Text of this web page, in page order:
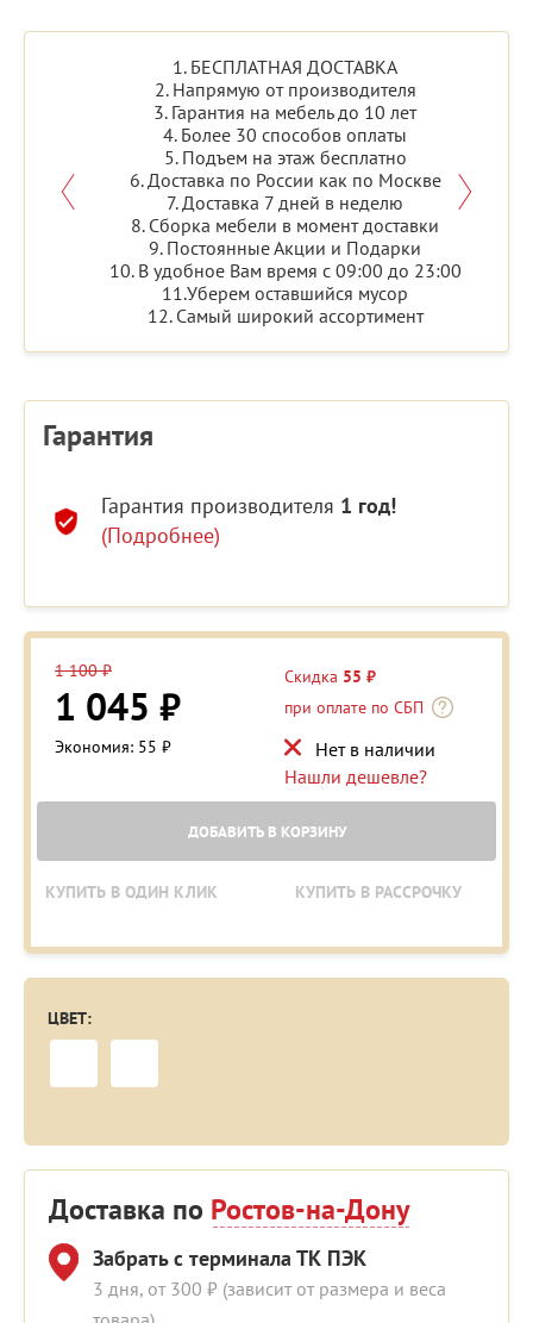
1. БЕСПЛАТНАЯ ДОСТАВКА
2. Напрямую от производителя
3. Гарантия на мебель до 10 лет
4. Более 30 способов оплаты
5. Подъем на этаж бесплатно
6. Доставка по России как по Москве
7. Доставка 7 дней в неделю
8. Сборка мебели в момент доставки
9. Постоянные Акции и Подарки
10. В удобное Вам время с 09:00 до 23:00
11.Уберем оставшийся мусор
12. Самый широкий ассортимент
Гарантия
Гарантия производителя 1 год!
(Подробнее)
1 100 ₽
1 045 ₽
Экономия: 55 ₽
Скидка 55 ₽
при оплате по СБП
Нет в наличии
Нашли дешевле?
ДОБАВИТЬ В КОРЗИНУ
КУПИТЬ В ОДИН КЛИК КУПИТЬ В РАССРОЧКУ
ЦВЕТ:
Доставка по Ростов-на-Дону
Забрать с терминала ТК ПЭК
3 дня, от 300 ₽ (зависит от размера и веса